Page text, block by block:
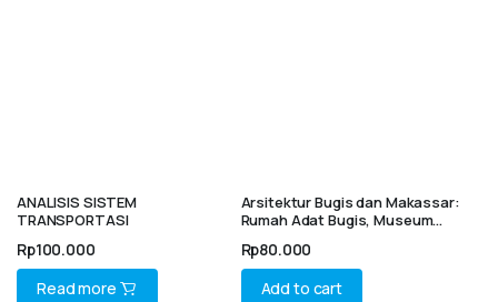
ANALISIS SISTEM
TRANSPORTASI
Rp100.000
Read more
Arsitektur Bugis dan Makassar:
Rumah Adat Bugis, Museum
Rp80.000
Add to cart